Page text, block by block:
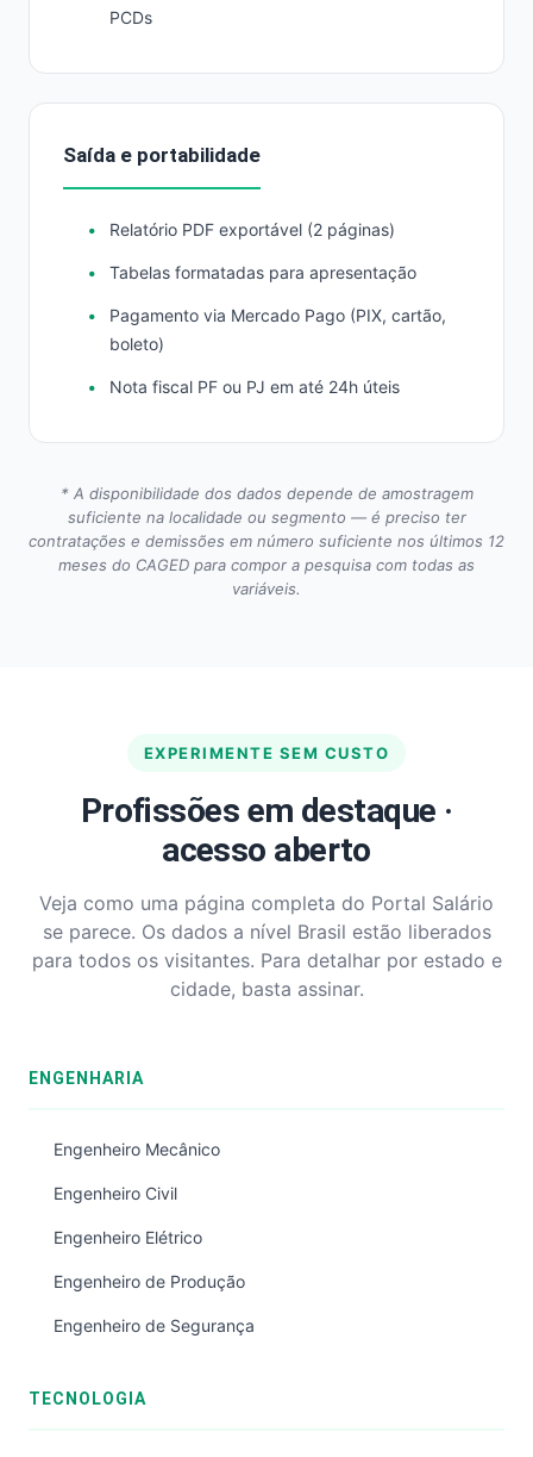
PCDs
Saída e portabilidade
Relatório PDF exportável (2 páginas)
Tabelas formatadas para apresentação
Pagamento via Mercado Pago (PIX, cartão,
boleto)
Nota fiscal PF ou PJ em até 24h úteis
* A disponibilidade dos dados depende de amostragem
suficiente na localidade ou segmento — é preciso ter
contratações e demissões em número suficiente nos últimos 12
meses do CAGED para compor a pesquisa com todas as
variáveis.
EXPERIMENTE SEM CUSTO
Profissões em destaque ·
acesso aberto
Veja como uma página completa do Portal Salário
se parece. Os dados a nível Brasil estão liberados
para todos os visitantes. Para detalhar por estado e
cidade, basta assinar.
ENGENHARIA
Engenheiro Mecânico
Engenheiro Civil
Engenheiro Elétrico
Engenheiro de Produção
Engenheiro de Segurança
TECNOLOGIA